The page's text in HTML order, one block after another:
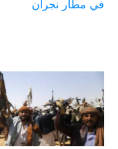
في مطار نجران